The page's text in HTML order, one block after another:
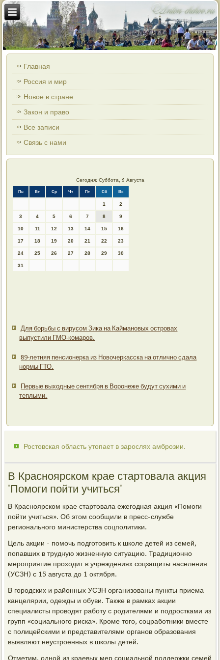
Главная
Россия и мир
Новое в стране
Закон и право
Все записи
Связь с нами
Сегодня: Суббота, 8 Августа
Пн Вт Ср Чт Пт Сб Вс
1 2
3 4 5 6 7 8 9
10 11 12 13 14 15 16
17 18 19 20 21 22 23
24 25 26 27 28 29 30
31
Для борьбы с вирусом Зика на Каймановых островах
выпустили ГМО-комаров.
89-летняя пенсионерка из Новочеркасска на отлично сдала
нормы ГТО.
Первые выходные сентября в Воронеже будут сухими и
теплыми.
Ростовская область утопает в зарослях амброзии.
В Красноярском крае стартовала акция
'Помоги пойти учиться'
В Красноярском крае стартовала ежегодная акция «Помоги
пойти учиться». Об этом сообщили в пресс-службе
регионального министерства соцполитики.
Цель акции - помочь подготовить к школе детей из семей,
попавших в трудную жизненную ситуацию. Традиционно
мероприятие проходит в учреждениях соцзащиты населения
(УСЗН) с 15 августа до 1 октября.
В городских и районных УСЗН организованы пункты приема
канцелярии, одежды и обуви. Также в рамках акции
специалисты проводят работу с родителями и подростками из
групп «социального риска». Кроме того, соцработники вместе
с полицейскими и представителями органов образования
выявляют неустроенных в школы детей.
Отметим, одной из краевых мер социальной поддержки семей